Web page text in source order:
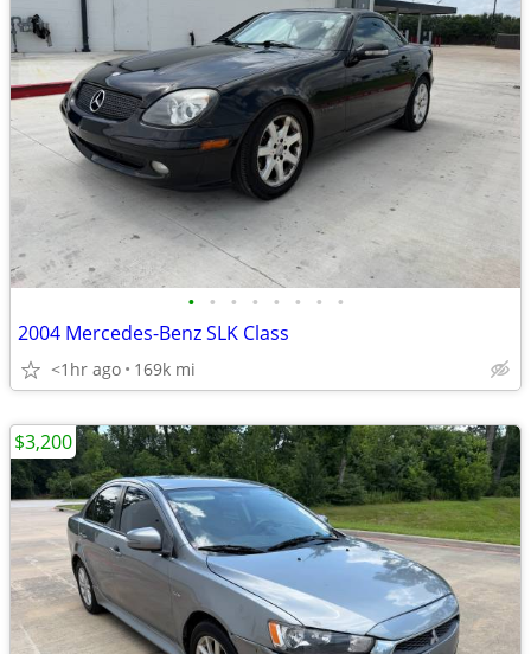
• • • • • • • •
2004 Mercedes-Benz SLK Class
<1hr ago 169k mi
$3,200